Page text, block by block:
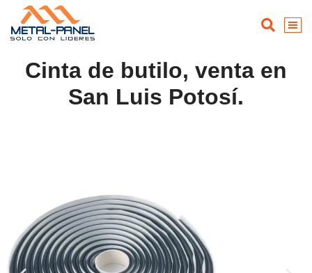
Cinta de butilo, venta en
San Luis Potosí.